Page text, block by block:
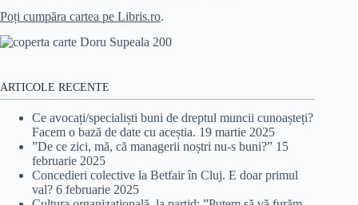
Poți cumpăra cartea pe Libris.ro.
ARTICOLE RECENTE
Ce avocați/specialiști buni de dreptul muncii cunoașteți?
Facem o bază de date cu aceștia. 19 martie 2025
”De ce zici, mă, că managerii noștri nu-s buni?” 15
februarie 2025
Concedieri colective la Betfair în Cluj. E doar primul
val? 6 februarie 2025